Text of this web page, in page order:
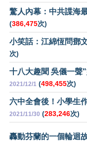
驚人內幕：中共諜海
(386,475次)
小笑話：江綿恆問鄧
次)
十八大趣聞 吳儀一聲
2021/12/1 (498,455次)
六中全會後！小學生
2021/11/30 (283,246次)
轟動芬蘭的一個輪迴